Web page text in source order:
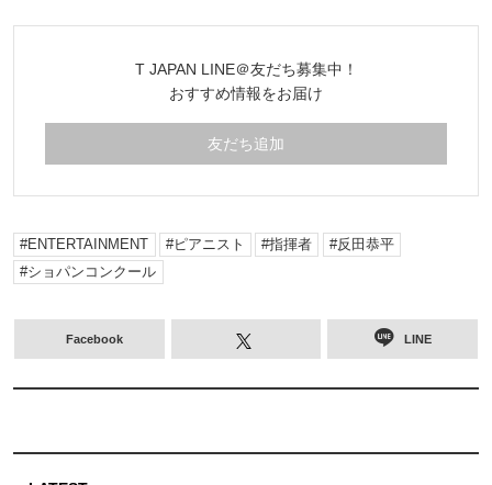
T JAPAN LINE＠友だち募集中！
おすすめ情報をお届け
友だち追加
ENTERTAINMENT ピアニスト 指揮者
反田恭平
ショパンコンクール
Facebook LINE